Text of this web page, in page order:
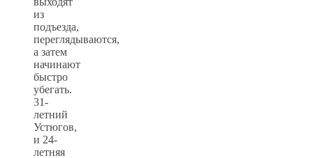
из
подъезда,
переглядываются,
а затем
начинают
быстро
убегать.
31-
летний
Устюгов,
и 24-
летняя